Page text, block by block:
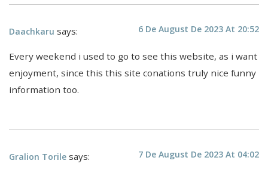
Daachkaru says: 6 De August De 2023 At 20:52
Every weekend i used to go to see this website, as i want
enjoyment, since this this site conations truly nice funny
information too.
Gralion Torile says: 7 De August De 2023 At 04:02